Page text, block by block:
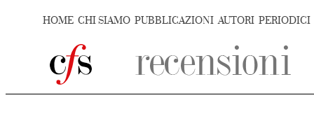
HOME CHI SIAMO PUBBLICAZIONI AUTORI PERIODICI